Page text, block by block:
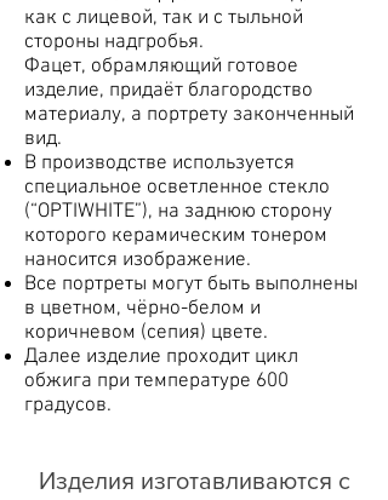
как с лицевой, так и с тыльной
стороны надгробья.
Фацет, обрамляющий готовое
изделие, придаёт благородство
материалу, а портрету законченный
вид.
В производстве используется
специальное осветленное стекло
(“OPTIWHITE”), на заднюю сторону
которого керамическим тонером
наносится изображение.
Все портреты могут быть выполнены
в цветном, чёрно-белом и
коричневом (сепия) цвете.
Далее изделие проходит цикл
обжига при температуре 600
градусов.
Изделия изготавливаются с